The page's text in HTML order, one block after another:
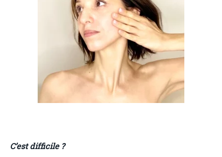
C’est difficile ?